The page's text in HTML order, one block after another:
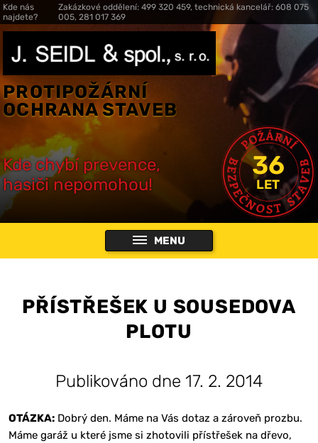
Kde nás
najdete?
Zakázkové oddělení: 499 320 459, technická kancelář: 608 075
005, 281 017 369
PROTIPOŽÁRNÍ
OCHRANA STAVEB
Kde chybí prevence,
hasiči nepomohou!
36
LET
MENU
PŘÍSTŘEŠEK U SOUSEDOVA
PLOTU
Publikováno dne 17. 2. 2014
OTÁZKA:Dobrý den. Máme na Vás dotaz a zároveň prozbu.
Máme garáž u které jsme si zhotovili přístřešek na dřevo,